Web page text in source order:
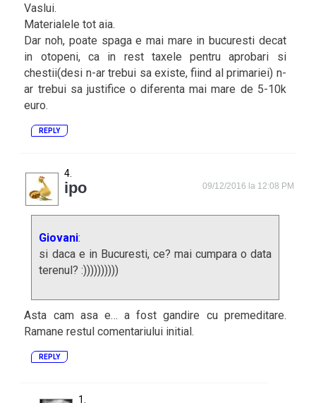
Vaslui.
Materialele tot aia.
Dar noh, poate spaga e mai mare in bucuresti decat
in otopeni, ca in rest taxele pentru aprobari si
chestii(desi n-ar trebui sa existe, fiind al primariei) n-
ar trebui sa justifice o diferenta mai mare de 5-10k
euro.
REPLY
ipo 09/12/2016 la 12:08 PM
Giovani:
si daca e in Bucuresti, ce? mai cumpara o data
terenul? :))))))))))
Asta cam asa e… a fost gandire cu premeditare.
Ramane restul comentariului initial.
REPLY